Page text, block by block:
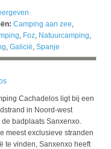
Camping aan zee,
, Foz, Natuurcamping,
, Galicië, Spanje
Cachadelos ligt bij een
in Noord-west
badplaats Sanxenxo.
meest exclusieve stranden
te vinden, Sanxenxo heeft